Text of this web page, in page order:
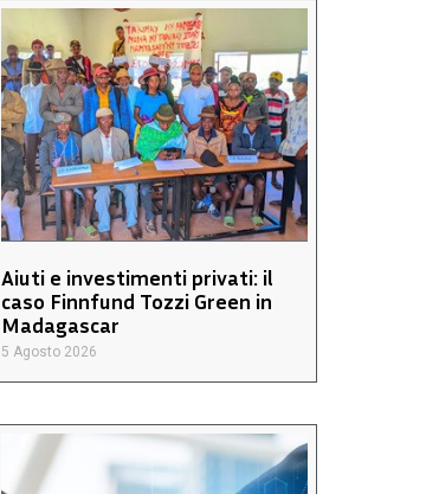
Aiuti e investimenti privati: il
caso Finnfund Tozzi Green in
Madagascar
5 Agosto 2026